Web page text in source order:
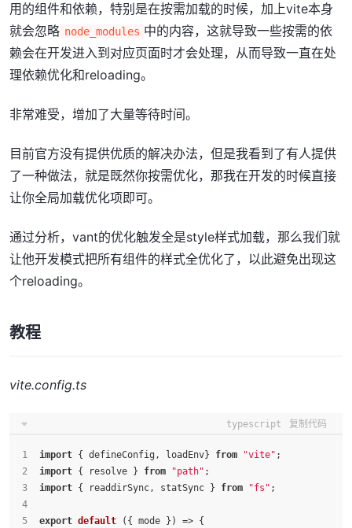
用的组件和依赖，特别是在按需加载的时候，加上vite本身
就会忽略 node_modules 中的内容，这就导致一些按需的依
赖会在开发进入到对应页面时才会处理，从而导致一直在处
理依赖优化和reloading。
非常难受，增加了大量等待时间。
目前官方没有提供优质的解决办法，但是我看到了有人提供
了一种做法，就是既然你按需优化，那我在开发的时候直接
让你全局加载优化项即可。
通过分析，vant的优化触发全是style样式加载，那么我们就
让他开发模式把所有组件的样式全优化了，以此避免出现这
个reloading。
教程
vite.config.ts
typescript 复制代码
import { defineConfig, loadEnv} from "vite" ;
import { resolve } from "path" ;
import { readdirSync, statSync } from "fs" ;
export default ({ mode }) => {